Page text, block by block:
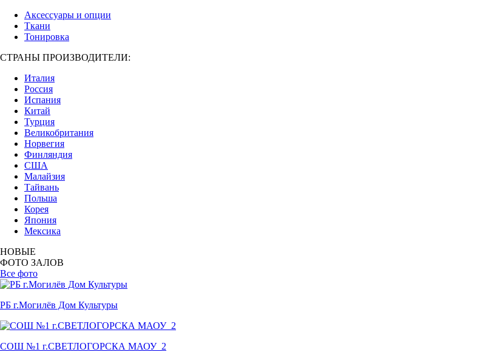
Аксессуары и опции
Ткани
Тонировка
СТРАНЫ ПРОИЗВОДИТЕЛИ:
Италия
Россия
Испания
Китай
Турция
Великобритания
Норвегия
Финляндия
США
Малайзия
Тайвань
Польша
Корея
Япония
Мексика
НОВЫЕ
ФОТО ЗАЛОВ
Все фото
РБ г.Могилёв Дом Культуры
СОШ №1 г.СВЕТЛОГОРСКА МАОУ_2